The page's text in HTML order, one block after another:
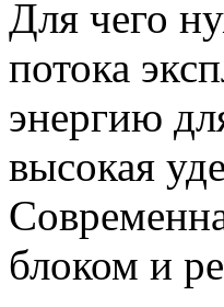
Для чего
потока
энергию
высокая
блоком и